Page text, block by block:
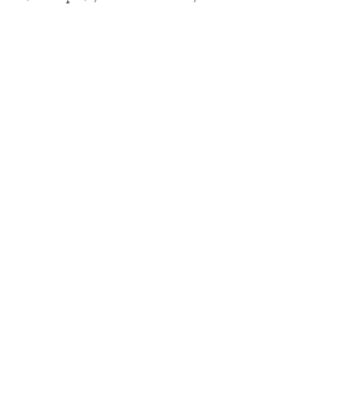
Plano do programa de prontidão